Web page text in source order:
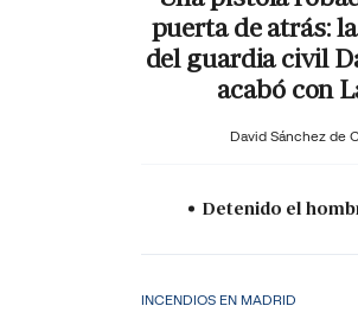
puerta de atrás:
del guardia civil
acabó con
David Sánchez de
Detenido el
INCENDIOS EN MADRID